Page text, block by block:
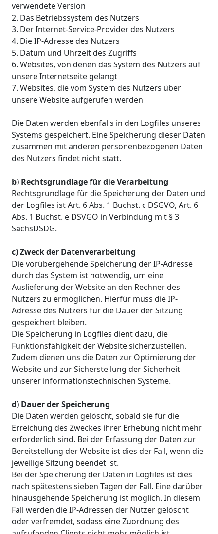
verwendete Version
2. Das Betriebssystem des Nutzers
3. Der Internet-Service-Provider des Nutzers
4. Die IP-Adresse des Nutzers
5. Datum und Uhrzeit des Zugriffs
6. Websites, von denen das System des Nutzers auf
unsere Internetseite gelangt
7. Websites, die vom System des Nutzers über
unsere Website aufgerufen werden
Die Daten werden ebenfalls in den Logfiles unseres
Systems gespeichert. Eine Speicherung dieser Daten
zusammen mit anderen personenbezogenen Daten
des Nutzers findet nicht statt.
b) Rechtsgrundlage für die Verarbeitung
Rechtsgrundlage für die Speicherung der Daten und
der Logfiles ist Art. 6 Abs. 1 Buchst. c DSGVO, Art. 6
Abs. 1 Buchst. e DSVGO in Verbindung mit § 3
SächsDSDG.
c) Zweck der Datenverarbeitung
Die vorübergehende Speicherung der IP-Adresse
durch das System ist notwendig, um eine
Auslieferung der Website an den Rechner des
Nutzers zu ermöglichen. Hierfür muss die IP-
Adresse des Nutzers für die Dauer der Sitzung
gespeichert bleiben.
Die Speicherung in Logfiles dient dazu, die
Funktionsfähigkeit der Website sicherzustellen.
Zudem dienen uns die Daten zur Optimierung der
Website und zur Sicherstellung der Sicherheit
unserer informationstechnischen Systeme.
d) Dauer der Speicherung
Die Daten werden gelöscht, sobald sie für die
Erreichung des Zweckes ihrer Erhebung nicht mehr
erforderlich sind. Bei der Erfassung der Daten zur
Bereitstellung der Website ist dies der Fall, wenn die
jeweilige Sitzung beendet ist.
Bei der Speicherung der Daten in Logfiles ist dies
nach spätestens sieben Tagen der Fall. Eine darüber
hinausgehende Speicherung ist möglich. In diesem
Fall werden die IP-Adressen der Nutzer gelöscht
oder verfremdet, sodass eine Zuordnung des